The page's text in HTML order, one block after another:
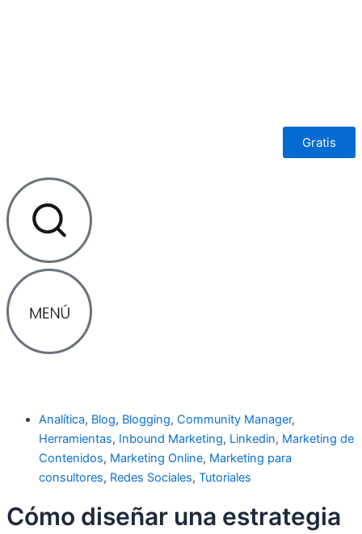
Gratis
Analítica, Blog, Blogging, Community Manager,
Herramientas, Inbound Marketing, Linkedin, Marketing de
Contenidos, Marketing Online, Marketing para
consultores, Redes Sociales, Tutoriales
Cómo diseñar una estrategia